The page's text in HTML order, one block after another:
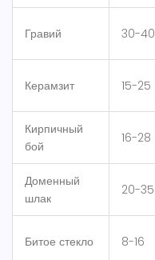
Гравий 30-40
Керамзит 15-25
Кирпичный
бой
16-28
Доменный
шлак
20-35
Битое стекло 8-16